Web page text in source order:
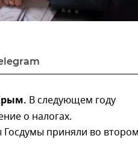
В следующем году
о налогах.
Госдумы приняли во